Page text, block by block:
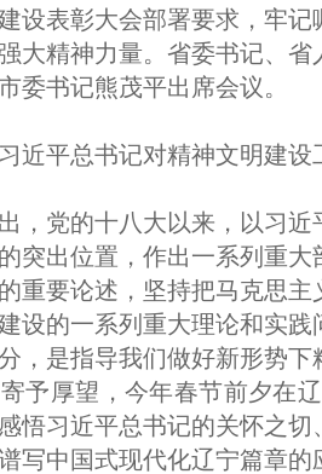
设表彰大会部署要求，牢
大精神力量。省委书记、
委书记熊茂平出席会议。
近平总书记对精神文明建
，党的十八大以来，以习
突出位置，作出一系列重
重要论述，坚持把马克思
设的一系列重大理论和实
，是指导我们做好新形势
予厚望，今年春节前夕在
悟习近平总书记的关怀之
写中国式现代化辽宁篇章